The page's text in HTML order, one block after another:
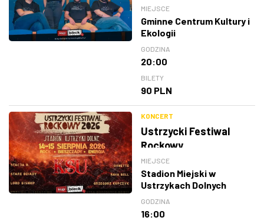
MIEJSCE
Gminne Centrum Kultury i
Ekologii
GODZINA
20:00
BILETY
90 PLN
KONCERT
Ustrzycki Festiwal
Rockowy
MIEJSCE
Stadion Miejski w
Ustrzykach Dolnych
GODZINA
16:00